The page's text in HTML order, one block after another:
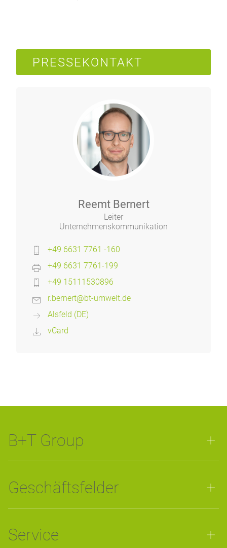
PRESSEKONTAKT
Reemt Bernert
Leiter
Unternehmenskommunikation
+49 6631 7761 -160
+49 6631 7761-199
+49 15111530896
r.bernert@bt-umwelt.de
Alsfeld (DE)
vCard
B+T Group
Geschäftsfelder
Service